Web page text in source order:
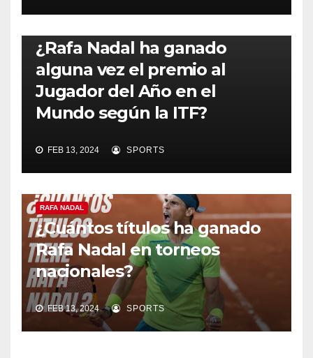
¿Rafa Nadal ha ganado
alguna vez el premio al
Jugador del Año en el
Mundo según la ITF?
FEB 13, 2024 SPORTS
RAFA NADAL
¿Cuántos títulos ha ganado
Rafa Nadal en torneos
nacionales?
FEB 13, 2024 SPORTS